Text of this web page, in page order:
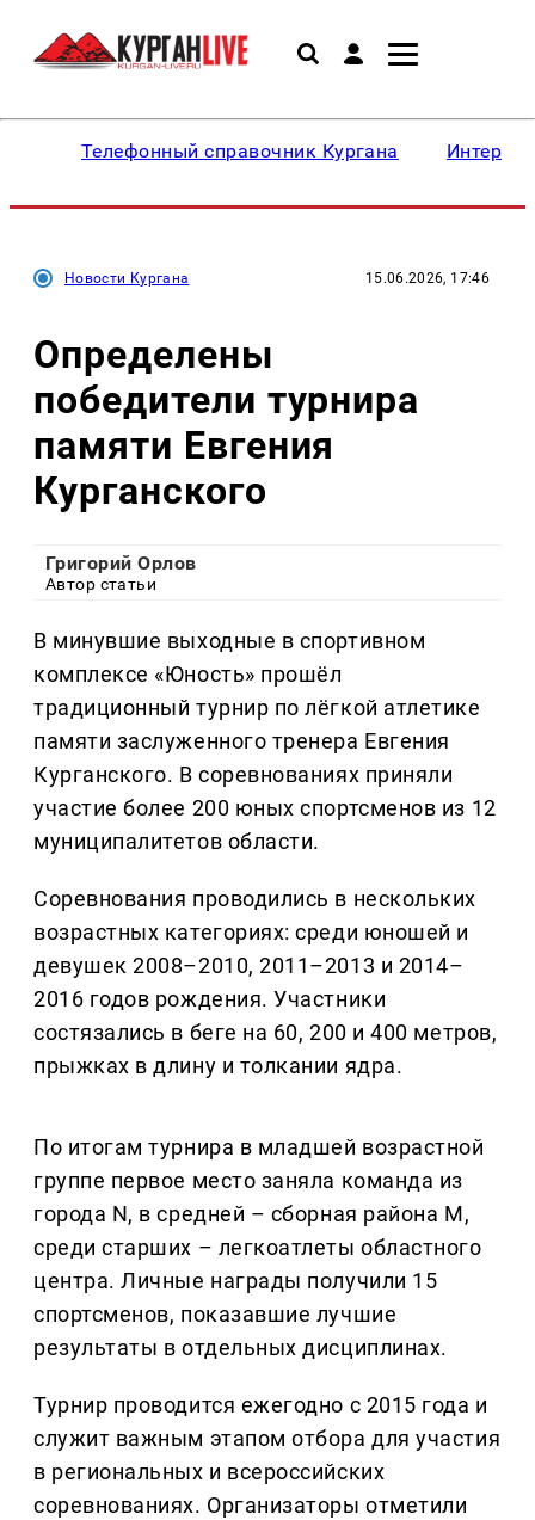
Телефонный справочник Кургана
Новости Кургана 15.06.2026, 17:46
Определены
победители турнира
памяти Евгения
Курганского
Григорий Орлов
Автор статьи
В минувшие выходные в спортивном
комплексе «Юность» прошёл
традиционный турнир по лёгкой атлетике
памяти заслуженного тренера Евгения
Курганского. В соревнованиях приняли
участие более 200 юных спортсменов из 12
муниципалитетов области.
Соревнования проводились в нескольких
возрастных категориях: среди юношей и
девушек 2008–2010, 2011–2013 и 2014–
2016 годов рождения. Участники
состязались в беге на 60, 200 и 400 метров,
прыжках в длину и толкании ядра.
По итогам турнира в младшей возрастной
группе первое место заняла команда из
города N, в средней – сборная района M,
среди старших – легкоатлеты областного
центра. Личные награды получили 15
спортсменов, показавшие лучшие
результаты в отдельных дисциплинах.
Турнир проводится ежегодно с 2015 года и
служит важным этапом отбора для участия
в региональных и всероссийских
соревнованиях. Организаторы отметили